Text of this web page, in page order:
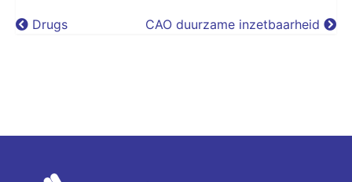
Drugs CAO duurzame inzetbaarheid